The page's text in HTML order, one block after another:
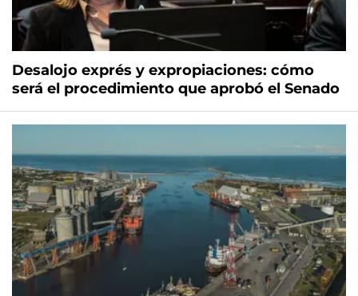
Desalojo exprés y expropiaciones: cómo
será el procedimiento que aprobó el Senado